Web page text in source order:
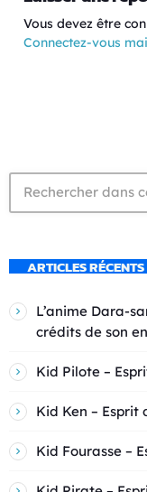
Vous devez être
Connectez-vous
ARTICLES RÉCENTS
L’anime Dara-
crédits de son
Kid Pilote –
Kid Ken –
Kid Fourasse –